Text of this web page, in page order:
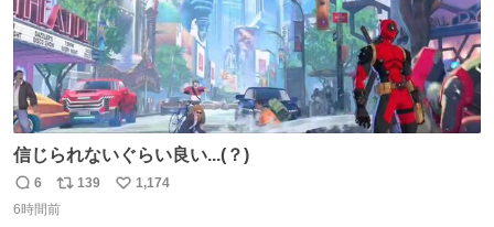
信じられないぐらい良い...(？)
返
信
6
リ
ポ
139
い
1,174
6時間前